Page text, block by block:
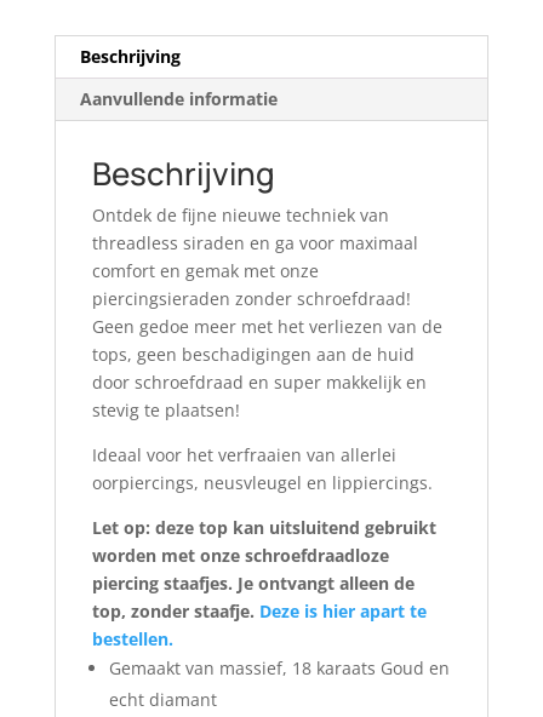
Beschrijving
Aanvullende informatie
Beschrijving
Ontdek de fijne nieuwe techniek van
threadless siraden en ga voor maximaal
comfort en gemak met onze
piercingsieraden zonder schroefdraad!
Geen gedoe meer met het verliezen van de
tops, geen beschadigingen aan de huid
door schroefdraad en super makkelijk en
stevig te plaatsen!
Ideaal voor het verfraaien van allerlei
oorpiercings, neusvleugel en lippiercings.
Let op: deze top kan uitsluitend gebruikt
worden met onze schroefdraadloze
piercing staafjes. Je ontvangt alleen de
top, zonder staafje. Deze is hier apart te
bestellen.
Gemaakt van massief, 18 karaats Goud en
echt diamant